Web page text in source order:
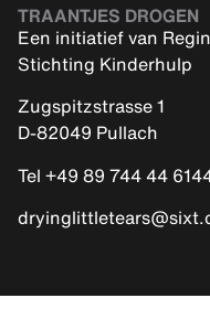
TRAANTJES DROGEN
Een initiatief van
Stichting Kinderhulp
Zugspitzstrasse 1
D-82049 Pullach
Tel +49 89 744 44